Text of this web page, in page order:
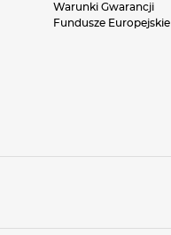
Warunki Gwarancji
Fundusze Europejskie